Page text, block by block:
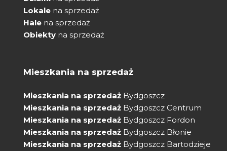
Lokale na sprzedaż
Hale na sprzedaż
Obiekty na sprzedaż
Mieszkania na sprzedaż
Mieszkania na sprzedaż Bydgoszcz
Mieszkania na sprzedaż Bydgoszcz Centrum
Mieszkania na sprzedaż Bydgoszcz Fordon
Mieszkania na sprzedaż Bydgoszcz Błonie
Mieszkania na sprzedaż Bydgoszcz Bartodzieje